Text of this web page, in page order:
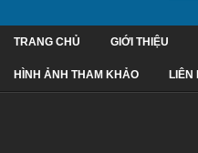
TRANG CHỦ GIỚI THIỆU
HÌNH ẢNH THAM KHẢO LIÊN